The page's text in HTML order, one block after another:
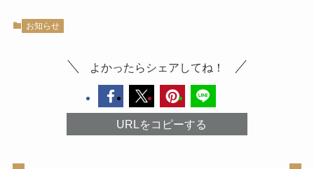
お知らせ
よかったらシェアしてね！
URLをコピーする